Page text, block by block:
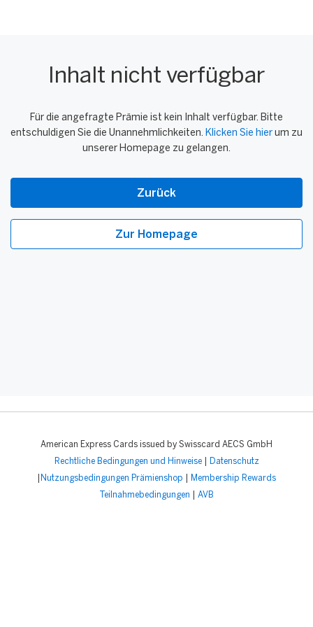
Inhalt nicht verfügbar
Für die angefragte Prämie ist kein Inhalt verfügbar. Bitte
entschuldigen Sie die Unannehmlichkeiten. Klicken Sie hier um zu
unserer Homepage zu gelangen.
Zurück
Zur Homepage
American Express Cards issued by Swisscard AECS GmbH
Rechtliche Bedingungen und Hinweise| Datenschutz
Nutzungsbedingungen Prämienshop Membership Rewards
Teilnahmebedingungen AVB